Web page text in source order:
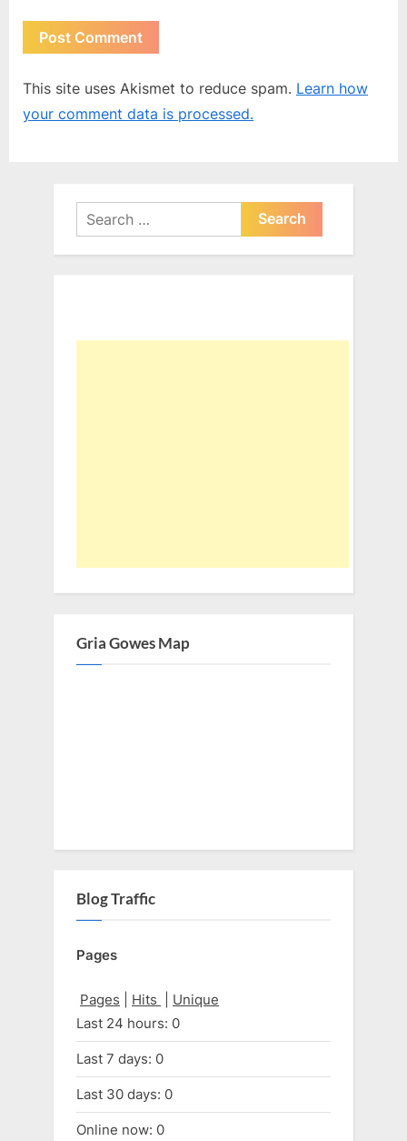
This site uses Akismet to reduce spam. Learn how
your comment data is processed.
Search
for:
Gria Gowes Map
Blog Traffic
Pages
Pages Hits
Unique
Last 24 hours: 0
Last 7 days: 0
Last 30 days: 0
Online now: 0